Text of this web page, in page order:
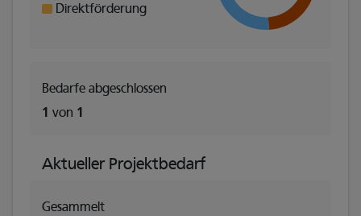
Direktförderung
Bedarfe abgeschlossen
1 von 1
Aktueller Projektbedarf
Gesammelt